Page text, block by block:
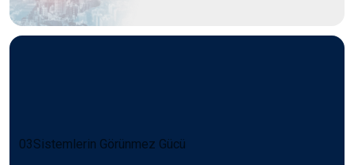
03Sistemlerin Görünmez Gücü